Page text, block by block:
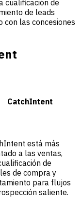
cualificación de
de leads
con las concesiones
CatchIntent
está más
a las ventas,
de
de compra y
para flujos
saliente.